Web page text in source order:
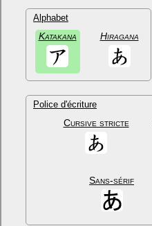
Alphabet
Katakana Hiragana
Police d'écriture
Cursive stricte
Sans-sérif